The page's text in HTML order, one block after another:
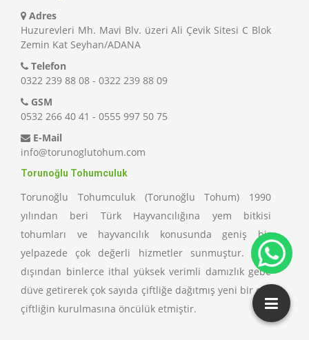
Adres
Huzurevleri Mh. Mavi Blv. üzeri Ali Çevik Sitesi C Blok
Zemin Kat Seyhan/ADANA
Telefon
0322 239 88 08 - 0322 239 88 09
GSM
0532 266 40 41 - 0555 997 50 75
E-Mail
info@torunoglutohum.com
Torunoğlu Tohumculuk
Torunoğlu Tohumculuk (Torunoğlu Tohum) 1990
yılından beri Türk Hayvancılığına yem bitkisi
tohumları ve hayvancılık konusunda geniş bir
yelpazede çok değerli hizmetler sunmuştur. Yurt
dışından binlerce ithal yüksek verimli damızlık gebe
düve getirerek çok sayıda çiftliğe dağıtmış yeni bir çok
çiftliğin kurulmasına öncülük etmiştir.